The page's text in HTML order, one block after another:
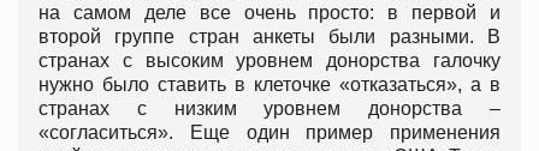
на самом деле все очень просто: в первой и
второй группе стран анкеты были разными. В
странах с высоким уровнем донорства галочку
нужно было ставить в клеточке «отказаться», а в
странах с низким уровнем донорства –
«согласиться». Еще один пример применения